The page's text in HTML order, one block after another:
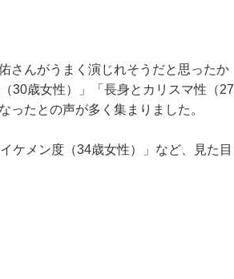
さんがうまく演じれそうだと思ったか
30歳女性）」「長身とカリスマ性（27
ったとの声が多く集まりました。
ケメン度（34歳女性）」など、見た目